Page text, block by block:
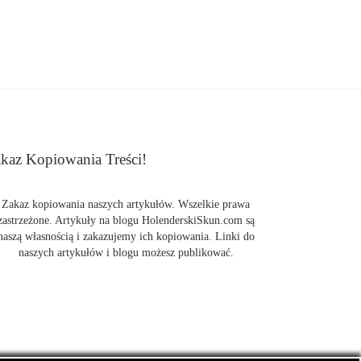
Kopiowania Treści!
Zakaz kopiowania naszych artykułów. Wszelkie prawa
Artykuły na blogu HolenderskiSkun.com są
własnością i zakazujemy ich kopiowania. Linki do
naszych artykułów i blogu możesz publikować.